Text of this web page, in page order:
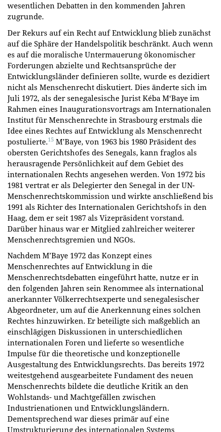
wesentlichen Debatten in den kommenden Jahren
zugrunde.
Der Rekurs auf ein Recht auf Entwicklung blieb zunächst
auf die Sphäre der Handelspolitik beschränkt. Auch wenn
es auf die moralische Untermauerung ökonomischer
Forderungen abzielte und Rechtsansprüche der
Entwicklungsländer definieren sollte, wurde es dezidiert
nicht als Menschenrecht diskutiert. Dies änderte sich im
Juli 1972, als der senegalesische Jurist Kéba M‘Baye im
Rahmen eines Inaugurationsvortrags am Internationalen
Institut für Menschenrechte in Strasbourg erstmals die
Idee eines Rechtes auf Entwicklung als Menschenrecht
postulierte.15 M’Baye, von 1963 bis 1980 Präsident des
obersten Gerichtshofes des Senegals, kann fraglos als
herausragende Persönlichkeit auf dem Gebiet des
internationalen Rechts angesehen werden. Von 1972 bis
1981 vertrat er als Delegierter den Senegal in der UN-
Menschenrechtskommission und wirkte anschließend bis
1991 als Richter des Internationalen Gerichtshofs in den
Haag, dem er seit 1987 als Vizepräsident vorstand.
Darüber hinaus war er Mitglied zahlreicher weiterer
Menschenrechtsgremien und NGOs.
Nachdem M’Baye 1972 das Konzept eines
Menschenrechtes auf Entwicklung in die
Menschenrechtsdebatten eingeführt hatte, nutze er in
den folgenden Jahren sein Renommee als international
anerkannter Völkerrechtsexperte und senegalesischer
Abgeordneter, um auf die Anerkennung eines solchen
Rechtes hinzuwirken. Er beteiligte sich maßgeblich an
einschlägigen Diskussionen in unterschiedlichen
internationalen Foren und lieferte so wesentliche
Impulse für die theoretische und konzeptionelle
Ausgestaltung des Entwicklungsrechts. Das bereits 1972
weitestgehend ausgearbeitete Fundament des neuen
Menschenrechts bildete die deutliche Kritik an den
Wohlstands- und Machtgefällen zwischen
Industrienationen und Entwicklungsländern.
Dementsprechend war dieses primär auf eine
Umstrukturierung des internationalen Systems